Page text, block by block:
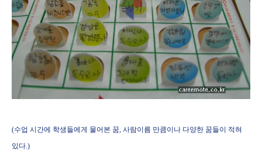
(수업 시간에 학생들에게 물어본 꿈, 사람이름 만큼이나 다양한 꿈들이 적혀
있다.)